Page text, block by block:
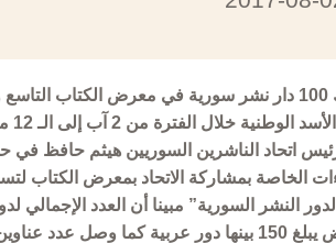
تشارك 100 دار نشر سورية في معرض الكتاب
الوطنية خلال الفترة من 2 آب إلى الـ 12 منه.
اتحاد الناشرين السوريين هيثم حافظ في
الخاصة بمشاركة الاتحاد بمعرض الكتاب
لدور النشر السورية” مبينا أن العدد الإجمالي
المعرض يبلغ 150 بينها دور عربية كما وصل